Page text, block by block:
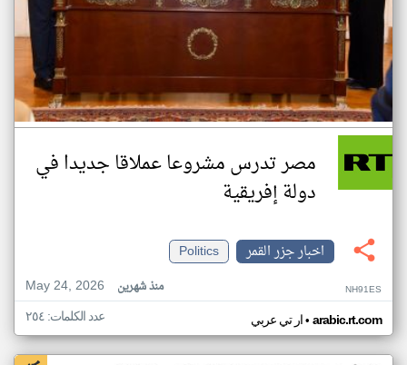
مصر تدرس مشروعا عملاقا جديدا في
دولة إفريقية
اخبار جزر القمر
Politics
May 24, 2026
منذ شهرين NH91ES
ار تي عربي• arabic.rt.com عدد الكلمات: ٢٥٤